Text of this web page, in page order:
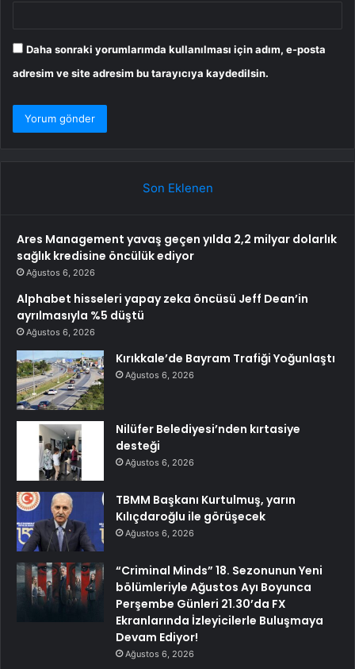
Daha sonraki yorumlarımda kullanılması için adım, e-posta
adresim ve site adresim bu tarayıcıya kaydedilsin.
Son Eklenen
Ares Management yavaş geçen yılda 2,2 milyar dolarlık
sağlık kredisine öncülük ediyor
Ağustos 6, 2026
Alphabet hisseleri yapay zeka öncüsü Jeff Dean’in
ayrılmasıyla %5 düştü
Ağustos 6, 2026
Kırıkkale’de Bayram Trafiği Yoğunlaştı
Ağustos 6, 2026
Nilüfer Belediyesi’nden kırtasiye
desteği
Ağustos 6, 2026
TBMM Başkanı Kurtulmuş, yarın
Kılıçdaroğlu ile görüşecek
Ağustos 6, 2026
“Criminal Minds” 18. Sezonunun Yeni
bölümleriyle Ağustos Ayı Boyunca
Perşembe Günleri 21.30’da FX
Ekranlarında İzleyicilerle Buluşmaya
Devam Ediyor!
Ağustos 6, 2026